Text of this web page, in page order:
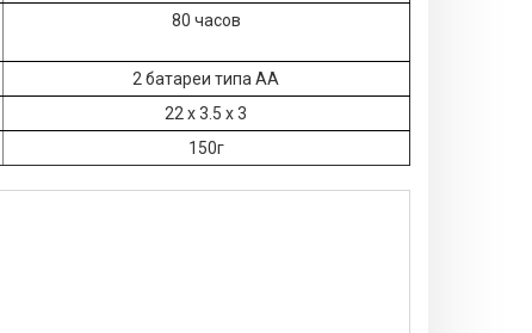
80 часов
2 батареи типа АА
22 х 3.5 х 3
150г